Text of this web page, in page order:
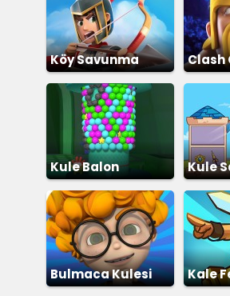
Köy Savunma Clash
Kule Balon
Patlatma
Kule
Bulmaca Kulesi Kale